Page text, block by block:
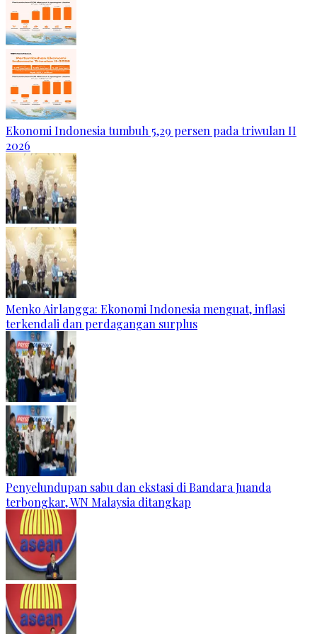
Ekonomi Indonesia tumbuh 5,29 persen pada triwulan II
2026
Menko Airlangga: Ekonomi Indonesia menguat, inflasi
terkendali dan perdagangan surplus
Penyelundupan sabu dan ekstasi di Bandara Juanda
terbongkar, WN Malaysia ditangkap